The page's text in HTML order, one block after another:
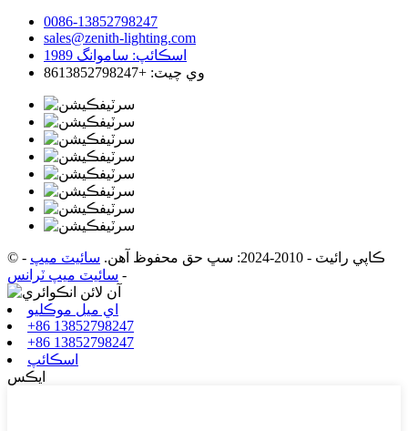
0086-13852798247
sales@zenith-lighting.com
اسڪائپ: ساموانگ 1989
وي چيٽ: +8613852798247
© ڪاپي رائيٽ - 2010-2024: سڀ حق محفوظ آهن. سائيٽ ميپ -
سائيٽ ميپ ٽرانس -
اي ميل موڪليو
+86 13852798247
+86 13852798247
اسڪائپ
ايڪس